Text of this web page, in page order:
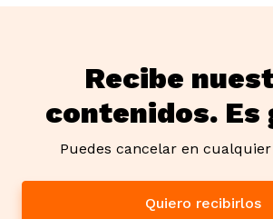
Recibe
contenidos. Es
Puedes cancelar en
Quiero recibirlos